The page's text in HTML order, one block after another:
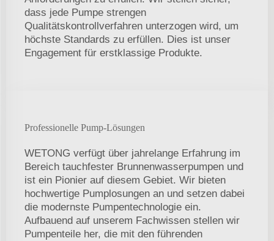
dass jede Pumpe strengen
Qualitätskontrollverfahren unterzogen wird, um
höchste Standards zu erfüllen. Dies ist unser
Engagement für erstklassige Produkte.
Professionelle Pump-Lösungen
WETONG verfügt über jahrelange Erfahrung im
Bereich tauchfester Brunnenwasserpumpen und
ist ein Pionier auf diesem Gebiet. Wir bieten
hochwertige Pumplosungen an und setzen dabei
die modernste Pumpentechnologie ein.
Aufbauend auf unserem Fachwissen stellen wir
Pumpenteile her, die mit den führenden